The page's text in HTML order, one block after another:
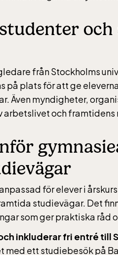
och
från Stockholms
på plats för att ge
Även myndigheter,
arbetslivet och
för elever i
studievägar. Det
som ger praktiska råd
inkluderar fri entré till
med ett studiebesök på
inkluderad i
10-15, helger 10-16,